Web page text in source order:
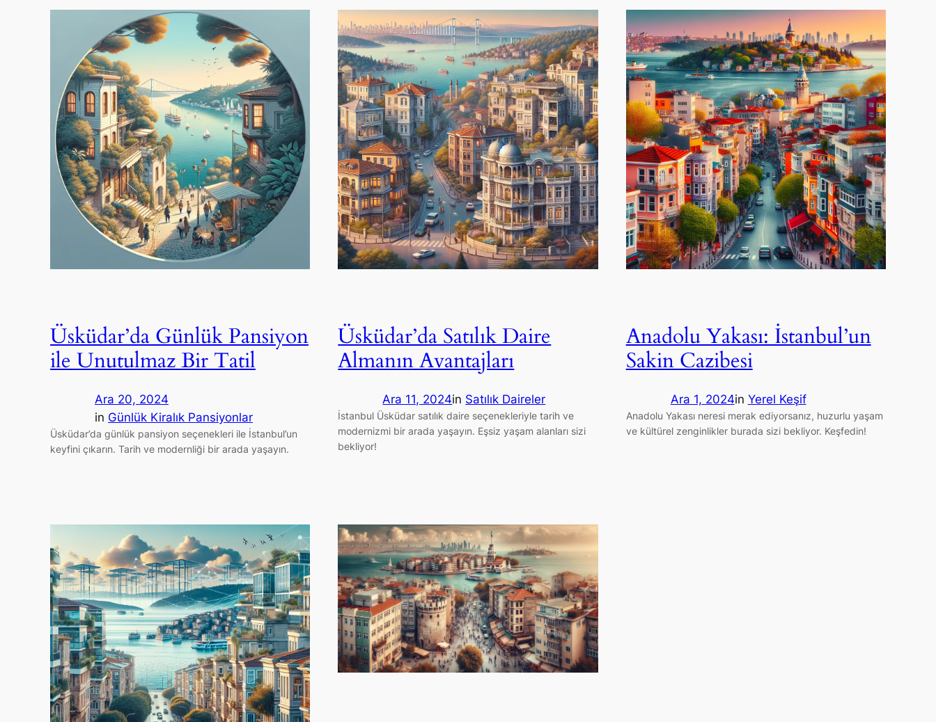
Üsküdar’da Günlük Pansiyon
ile Unutulmaz Bir Tatil
Ara 20, 2024
in Günlük Kiralık Pansiyonlar
Üsküdar’da günlük pansiyon seçenekleri ile İstanbul’un
keyfini çıkarın. Tarih ve modernliği bir arada yaşayın.
Üsküdar’da Satılık Daire
Almanın Avantajları
Ara 11, 2024in Satılık Daireler
İstanbul Üsküdar satılık daire seçenekleriyle tarih ve
modernizmi bir arada yaşayın. Eşsiz yaşam alanları sizi
bekliyor!
Anadolu Yakası: İstanbul’un
Sakin Cazibesi
Ara 1, 2024in Yerel Keşif
Anadolu Yakası neresi merak ediyorsanız, huzurlu yaşam
ve kültürel zenginlikler burada sizi bekliyor. Keşfedin!